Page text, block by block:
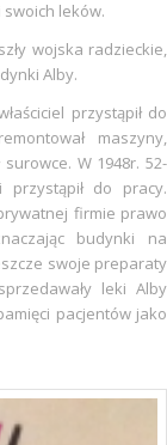
swoich leków.
wojska radzieckie,
Alby.
przystąpił do
maszyny,
W 1948r. 52-
przystąpił do pracy.
firmie prawo
budynki na
swoje preparaty
leki Alby
pacjentów jako